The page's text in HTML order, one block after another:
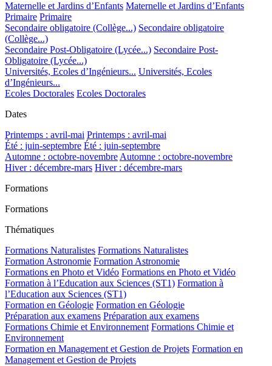
Maternelle et Jardins d’Enfants Maternelle et Jardins d’Enfants
Primaire Primaire
Secondaire obligatoire (Collège...) Secondaire obligatoire
(Collège...)
Secondaire Post-Obligatoire (Lycée...) Secondaire Post-
Obligatoire (Lycée...)
Universités, Ecoles d’Ingénieurs... Universités, Ecoles
d’Ingénieurs...
Ecoles Doctorales Ecoles Doctorales
Dates
Printemps : avril-mai Printemps : avril-mai
Été : juin-septembre Été : juin-septembre
Automne : octobre-novembreAutomne : octobre-novembre
Hiver : décembre-mars Hiver : décembre-mars
Formations
Formations
Thématiques
Formations Naturalistes Formations Naturalistes
Formation Astronomie Formation Astronomie
Formations en Photo et Vidéo Formations en Photo et Vidéo
Formation à l’Education aux Sciences (ST1) Formation à
l’Education aux Sciences (ST1)
Formation en Géologie Formation en Géologie
Préparation aux examens Préparation aux examens
Formations Chimie et Environnement Formations Chimie et
Environnement
Formation en Management et Gestion de Projets Formation en
Management et Gestion de Projets